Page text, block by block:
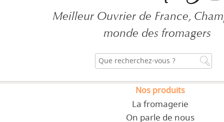
Meilleur Ouvrier de France,
monde des fromagers
Nos produits
La fromagerie
On parle de nous
CRÉER UN